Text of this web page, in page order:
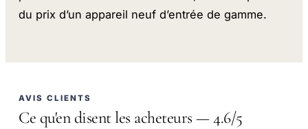
du prix d’un appareil neuf d’entrée de gamme.
AVIS CLIENTS
Ce qu'en disent les acheteurs — 4.6/5